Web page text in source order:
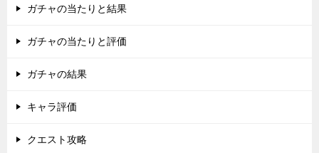
ガチャの当たりと結果
ガチャの当たりと評価
ガチャの結果
キャラ評価
クエスト攻略